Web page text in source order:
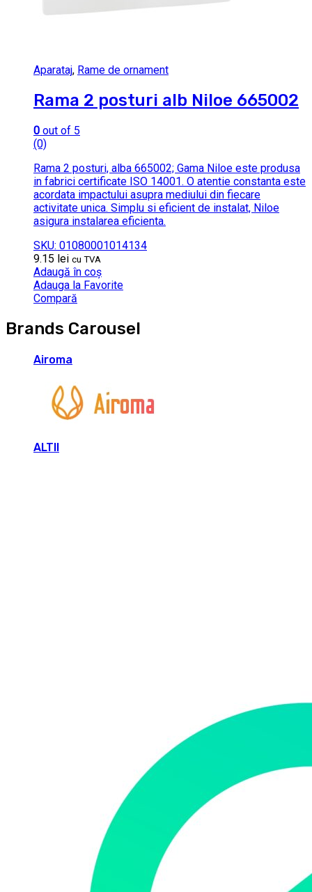
Aparataj, Rame de ornament
Rama 2 posturi alb Niloe 665002
0 out of 5
(0)
Rama 2 posturi, alba 665002; Gama Niloe este produsa
in fabrici certificate ISO 14001. O atentie constanta este
acordata impactului asupra mediului din fiecare
activitate unica. Simplu si eficient de instalat, Niloe
asigura instalarea eficienta.
SKU: 01080001014134
9.15 lei cu TVA
Adaugă în coș
Adauga la Favorite
Compară
Brands Carousel
Airoma
ALTII